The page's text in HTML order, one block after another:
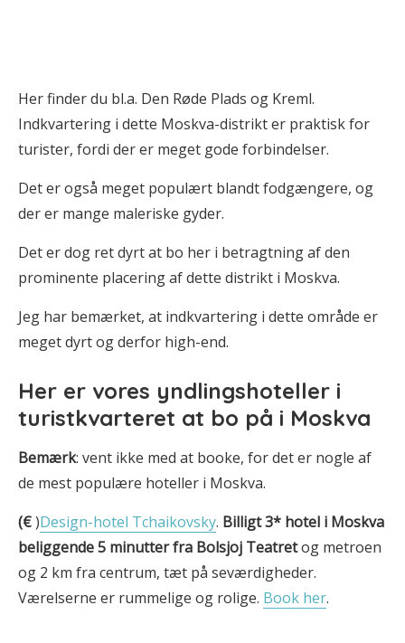
Her finder du bl.a. Den Røde Plads og Kreml.
Indkvartering i dette Moskva-distrikt er praktisk for
turister, fordi der er meget gode forbindelser.
Det er også meget populært blandt fodgængere, og
der er mange maleriske gyder.
Det er dog ret dyrt at bo her i betragtning af den
prominente placering af dette distrikt i Moskva.
Jeg har bemærket, at indkvartering i dette område er
meget dyrt og derfor high-end.
Her er vores yndlingshoteller i
turistkvarteret at bo på i Moskva
Bemærk: vent ikke med at booke, for det er nogle af
de mest populære hoteller i Moskva.
(€)Design-hotel Tchaikovsky. Billigt 3* hotel i Moskva
beliggende 5 minutter fra Bolsjoj Teatretog metroen
og 2 km fra centrum, tæt på seværdigheder.
Værelserne er rummelige og rolige. Book her.